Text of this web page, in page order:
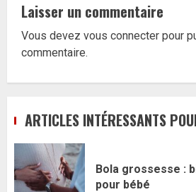
Laisser un commentaire
Vous devez vous connecter pour
commentaire.
ARTICLES INTÉRESSANTS
Bola grossesse :
pour bébé